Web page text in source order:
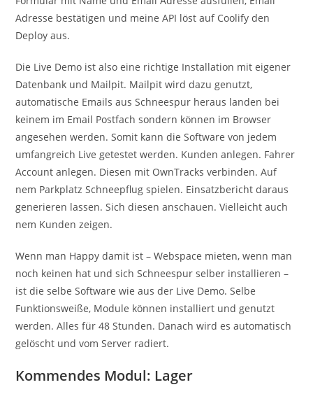
Adresse bestätigen und meine API löst auf Coolify den
Deploy aus.
Die Live Demo ist also eine richtige Installation mit eigener
Datenbank und Mailpit. Mailpit wird dazu genutzt,
automatische Emails aus Schneespur heraus landen bei
keinem im Email Postfach sondern können im Browser
angesehen werden. Somit kann die Software von jedem
umfangreich Live getestet werden. Kunden anlegen. Fahrer
Account anlegen. Diesen mit OwnTracks verbinden. Auf
nem Parkplatz Schneepflug spielen. Einsatzbericht daraus
generieren lassen. Sich diesen anschauen. Vielleicht auch
nem Kunden zeigen.
Wenn man Happy damit ist – Webspace mieten, wenn man
noch keinen hat und sich Schneespur selber installieren –
ist die selbe Software wie aus der Live Demo. Selbe
Funktionsweiße, Module können installiert und genutzt
werden. Alles für 48 Stunden. Danach wird es automatisch
gelöscht und vom Server radiert.
Kommendes Modul: Lager